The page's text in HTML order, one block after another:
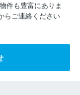
件も豊富にありま
らご連絡ください